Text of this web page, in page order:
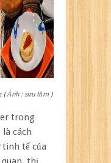
( Ảnh : sưu tầm )
trong
là cách
tinh tế của